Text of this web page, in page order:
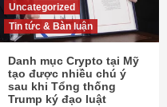
Uncategorized
Tin tức & Bàn luận
Danh mục Crypto tại Mỹ
tạo được nhiều chú ý
sau khi Tổng thống
Trump ký đạo luật